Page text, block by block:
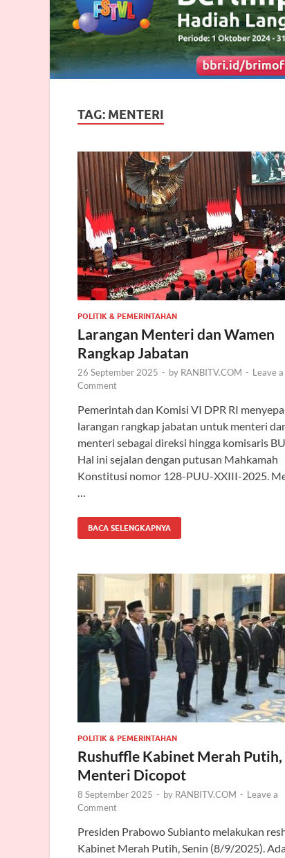
TAG: MENTERI
POLITIK & PEMERINTAHAN
Larangan Menteri dan Wamen
Rangkap Jabatan
26 September 2025 - by RANBITV.COM - Leave a
Comment
Pemerintah dan Komisi VI DPR RI
larangan rangkap jabatan untuk menteri
menteri sebagai direksi hingga komisaris
Hal ini sejalan dengan putusan Mahkamah
Konstitusi nomor 128-PUU-XXIII-2025.
…
BACA SELENGKAPNYA
POLITIK & PEMERINTAHAN
Rushuffle Kabinet Merah Putih,
Menteri Dicopot
8 September 2025 - by RANBITV.COM - Leave a
Comment
Presiden Prabowo Subianto melakukan
Kabinet Merah Putih, Senin (8/9/2025).